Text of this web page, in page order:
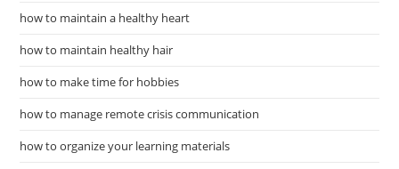
how to maintain a healthy heart
how to maintain healthy hair
how to make time for hobbies
how to manage remote crisis communication
how to organize your learning materials